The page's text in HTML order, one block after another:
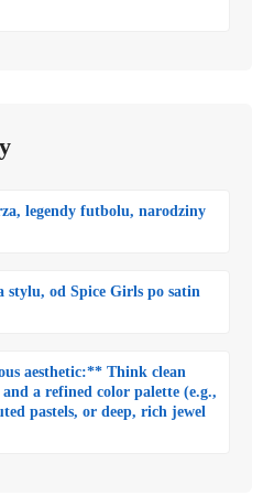
legendy futbolu, narodziny
stylu, od Spice Girls po satin
aesthetic:** Think clean
a refined color palette (e.g.,
pastels, or deep, rich jewel